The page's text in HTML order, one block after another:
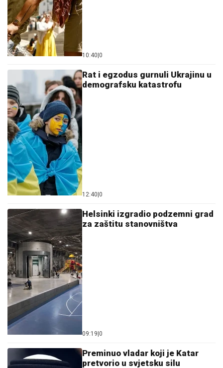
10:40 0
Rat i egzodus gurnuli Ukrajinu u
demografsku katastrofu
12:40 0
Helsinki izgradio podzemni grad
za zaštitu stanovništva
09:19 0
Preminuo vladar koji je Katar
pretvorio u svjetsku silu